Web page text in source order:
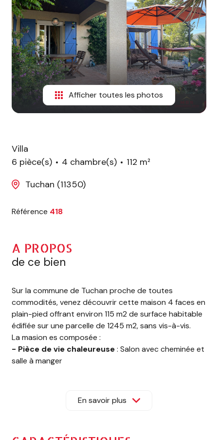
ESTIMATION
CONTACT
Afficher toutes les photos
Villa
6 pièce(s)
4 chambre(s)
112 m²
Tuchan (11350)
Référence 418
A PROPOS
de ce bien
Sur la commune de Tuchan proche de toutes
commodités, venez découvrir cette maison 4 faces en
plain-pied offrant environ 115 m2 de surface habitable
édifiée sur une parcelle de 1245 m2, sans vis-à-vis.
La masion es composée :
- Pièce de vie chaleureuse: Salon avec cheminée et
salle à manger
- Menuiseries en double vitrage pour un confort
En savoir plus